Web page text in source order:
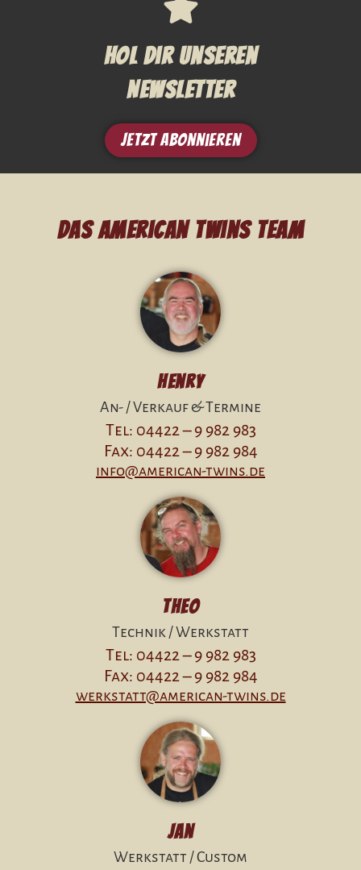
Hol Dir unseren
Newsletter
Jetzt Abonnieren
Das American Twins Team
Henry
An- / Verkauf & Termine
Tel: 04422 – 9 982 983
Fax: 04422 – 9 982 984
info@american-twins.de
Theo
Technik / Werkstatt
Tel: 04422 – 9 982 983
Fax: 04422 – 9 982 984
werkstatt@american-twins.de
Jan
Werkstatt / Custom